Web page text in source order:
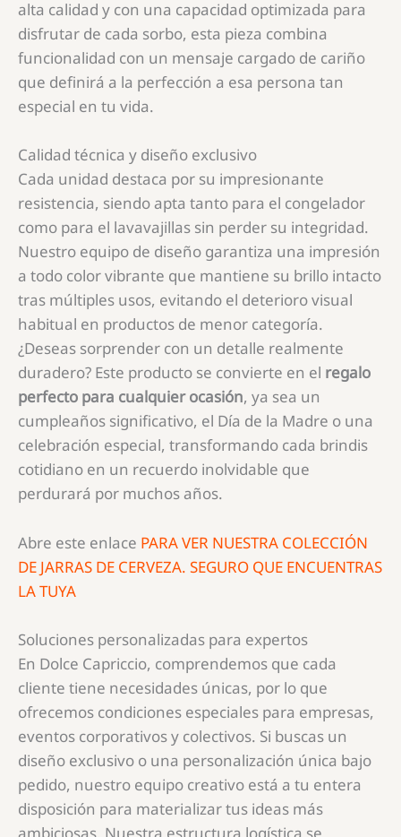
alta calidad y con una capacidad optimizada para
disfrutar de cada sorbo, esta pieza combina
funcionalidad con un mensaje cargado de cariño
que definirá a la perfección a esa persona tan
especial en tu vida.
Calidad técnica y diseño exclusivo
Cada unidad destaca por su impresionante
resistencia, siendo apta tanto para el congelador
como para el lavavajillas sin perder su integridad.
Nuestro equipo de diseño garantiza una impresión
a todo color vibrante que mantiene su brillo intacto
tras múltiples usos, evitando el deterioro visual
habitual en productos de menor categoría.
¿Deseas sorprender con un detalle realmente
duradero? Este producto se convierte en el regalo
perfecto para cualquier ocasión, ya sea un
cumpleaños significativo, el Día de la Madre o una
celebración especial, transformando cada brindis
cotidiano en un recuerdo inolvidable que
perdurará por muchos años.
Abre este enlace PARA VER NUESTRA COLECCIÓN
DE JARRAS DE CERVEZA. SEGURO QUE ENCUENTRAS
LA TUYA
Soluciones personalizadas para expertos
En Dolce Capriccio, comprendemos que cada
cliente tiene necesidades únicas, por lo que
ofrecemos condiciones especiales para empresas,
eventos corporativos y colectivos. Si buscas un
diseño exclusivo o una personalización única bajo
pedido, nuestro equipo creativo está a tu entera
disposición para materializar tus ideas más
ambiciosas. Nuestra estructura logística se